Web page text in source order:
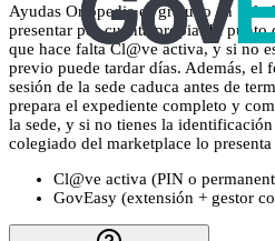
Ayudas Ortopedia es gratuito en
presentar por cuenta propia. El punto
que hace falta Cl@ve activa, y si no
previo puede tardar días. Además, el
sesión de la sede caduca antes de
prepara el expediente completo y
la sede, y si no tienes la
colegiado del marketplace lo
Cl@ve activa (PIN o
GovEasy (extensión + gestor